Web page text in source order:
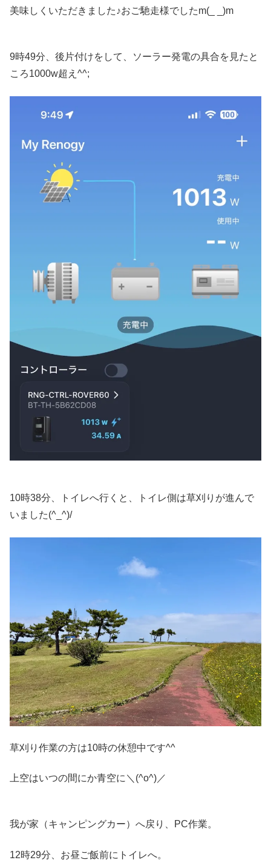
美味しくいただきました♪おご馳走様でしたm(_ _)m
9時49分、後片付けをして、ソーラー発電の具合を見たと
ころ1000w超え^^;
10時38分、トイレへ行くと、トイレ側は草刈りが進んで
いました(^_^)/
草刈り作業の方は10時の休憩中です^^
上空はいつの間にか青空に＼(^o^)／
我が家（キャンピングカー）へ戻り、PC作業。
12時29分、お昼ご飯前にトイレへ。